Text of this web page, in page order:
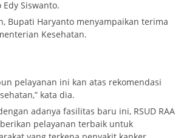
Edy Siswanto.
Bupati Haryanto menyampaikan terima
Kesehatan.
pelayanan ini kan atas rekomendasi
kata dia.
adanya fasilitas baru ini, RSUD RAA
pelayanan terbaik untuk